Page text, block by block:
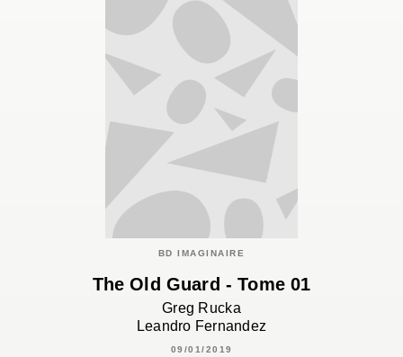
BD IMAGINAIRE
The Old Guard - Tome 01
Greg Rucka
Leandro Fernandez
09/01/2019